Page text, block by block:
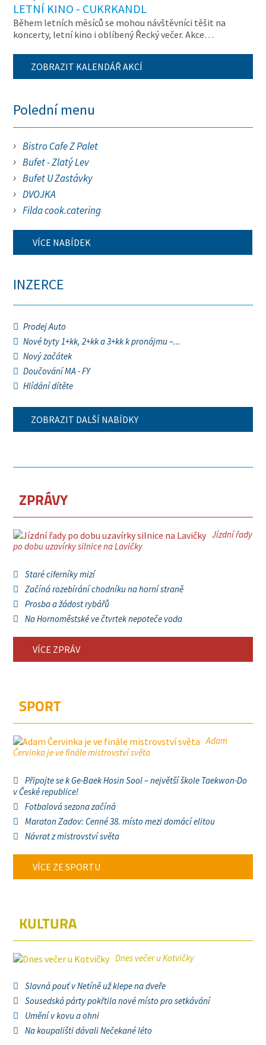
LETNÍ KINO - CUKRKANDL
Během letních měsíců se mohou návštěvníci těšit na
koncerty, letní kino i oblíbený Řecký večer. Akce…
ZOBRAZIT KALENDÁŘ AKCÍ
Polední menu
Bistro Cafe Z Palet
Bufet - Zlatý Lev
Bufet U Zastávky
DVOJKA
Filda cook.catering
VÍCE NABÍDEK
INZERCE
Prodej Auto
Nové byty 1+kk, 2+kk a 3+kk k pronájmu –...
Nový začátek
Doučování MA - FY
Hlídání dítěte
ZOBRAZIT DALŠÍ NABÍDKY
ZPRÁVY
Jízdní řady
po dobu uzavírky silnice na Lavičky
Staré ciferníky mizí
Začíná rozebírání chodníku na horní straně
Prosba a žádost rybářů
Na Hornoměstské ve čtvrtek nepoteče voda
VÍCE ZPRÁV
SPORT
Adam
Červinka je ve finále mistrovství světa
Připojte se k Ge-Baek Hosin Sool – největší škole Taekwon-Do
v České republice!
Fotbalová sezona začíná
Maraton Zadov: Cenné 38. místo mezi domácí elitou
Návrat z mistrovství světa
VÍCE ZE SPORTU
KULTURA
Dnes večer u Kotvičky
Slavná pouť v Netíně už klepe na dveře
Sousedská párty pokřtila nové místo pro setkávání
Umění v kovu a ohni
Na koupališti dávali Nečekané léto